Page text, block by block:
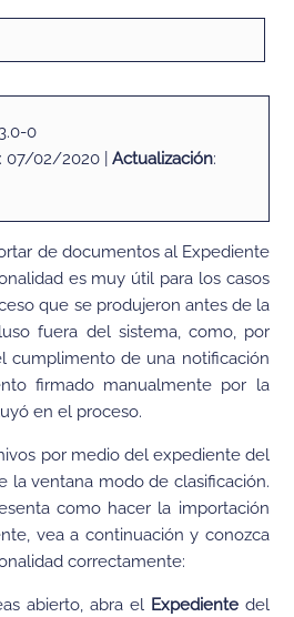
0
: 07/02/2020 |Actualización:
de documentos al Expediente
es muy útil para los casos
que se produjeron antes de la
fuera del sistema, como, por
cumplimento de una notificación
firmado manualmente por la
en el proceso.
por medio del expediente del
la ventana modo de clasificación.
como hacer la importación
vea a continuación y conozca
correctamente:
abierto, abra el Expedientedel